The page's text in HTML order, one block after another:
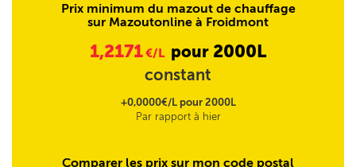
Prix minimum du mazout de chauffage
sur Mazoutonline à Froidmont
1,2171€/L pour 2000L
constant
+0,0000€/L pour 2000L
Par rapport à hier
Comparer les prix sur mon code postal